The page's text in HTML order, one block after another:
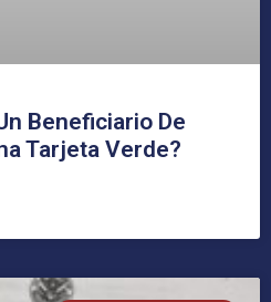
Beneficiario De
Tarjeta Verde?